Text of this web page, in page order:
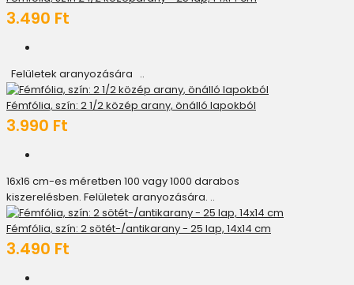
3.490 Ft
Felületek aranyozására ..
Fémfólia, szín: 2 1/2 közép arany, önálló lapokból
3.990 Ft
16x16 cm-es méretben 100 vagy 1000 darabos
kiszerelésben. Felületek aranyozására. ..
Fémfólia, szín: 2 sötét-/antikarany - 25 lap, 14x14 cm
3.490 Ft